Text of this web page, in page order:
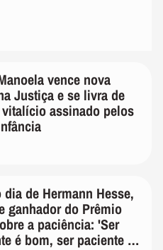
vence nova
Justiça e se livra de
assinado pelos
dia de Hermann Hesse,
ganhador do Prêmio
a paciência: 'Ser
é bom, ser paciente é